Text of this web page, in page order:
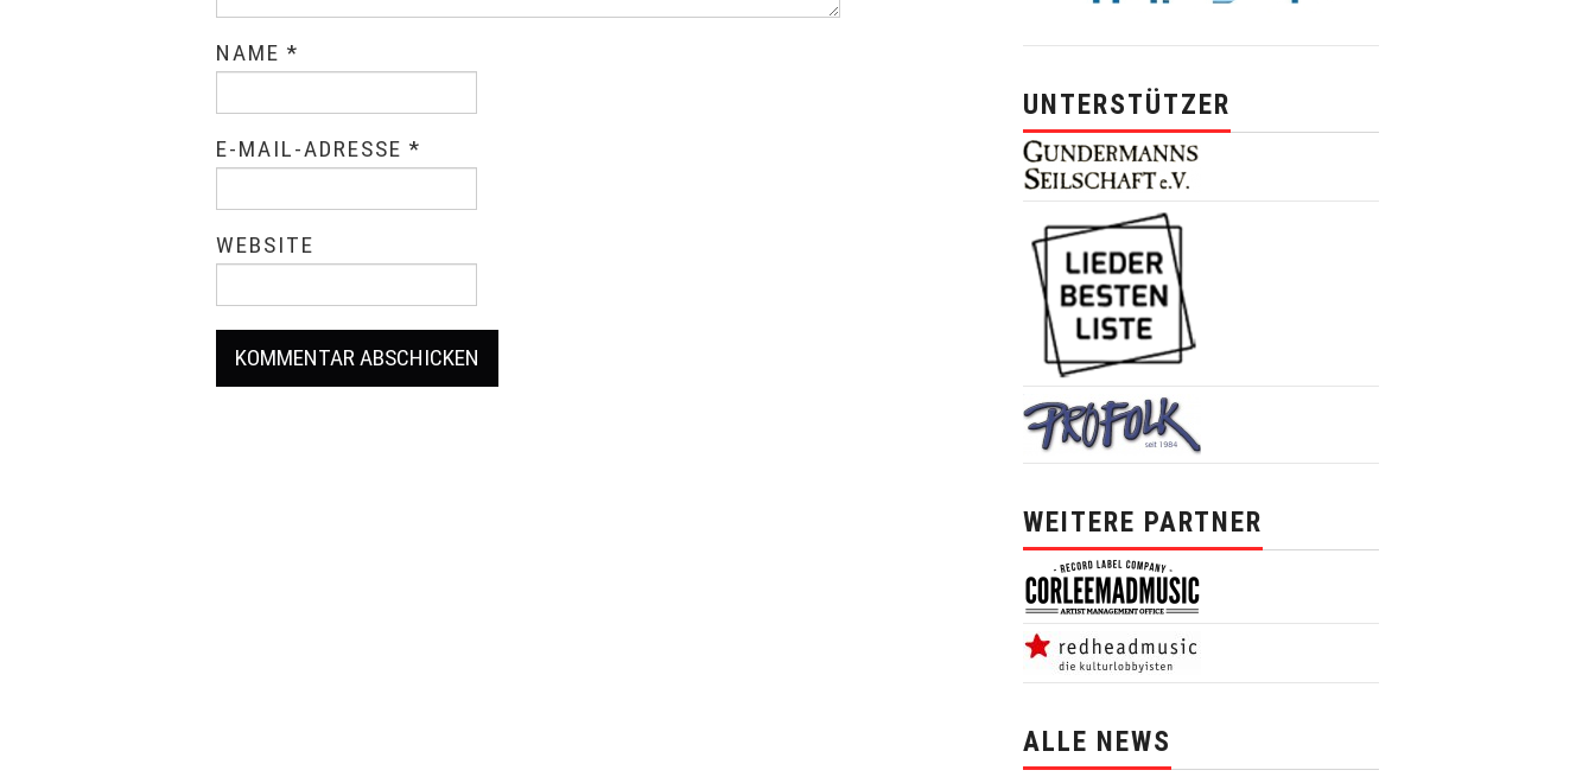
NAME *
E-MAIL-ADRESSE *
WEBSITE
UNTERSTÜTZER
WEITERE PARTNER
ALLE NEWS